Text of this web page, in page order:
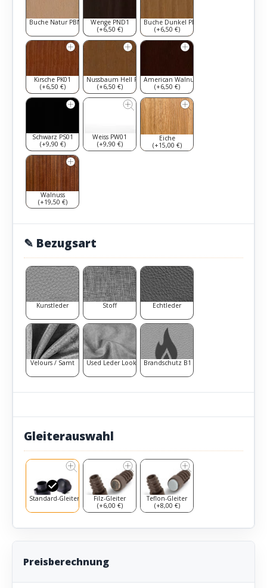
Buche Natur PBN1
Wenge PND1
(+6,50 €)
Buche Dunkel PBD1
(+6,50 €)
Kirsche PK01
(+6,50 €)
Nussbaum Hell PNH1
(+6,50 €)
American Walnut PAW1
(+6,50 €)
Schwarz PS01
(+9,90 €)
Weiss PW01
(+9,90 €)
Eiche
(+15,00 €)
Walnuss
(+19,50 €)
✎ Bezugsart
Kunstleder Stoff Echtleder
Velours / Samt Used Leder Look Brandschutz B1
Gleiterauswahl
Standard-Gleiter
Filz-Gleiter
(+6,00 €)
Teflon-Gleiter
(+8,00 €)
Preisberechnung